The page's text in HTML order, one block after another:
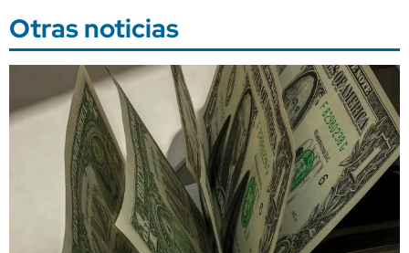
Otras noticias